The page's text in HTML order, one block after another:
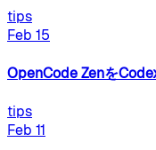
tips
Feb 15
OpenCode Zenを
tips
Feb 11